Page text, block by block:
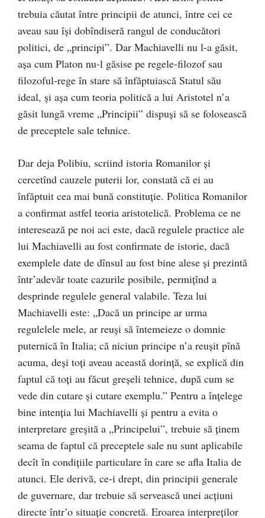
trebuia căutat între principii de atunci, între cei ce
aveau sau îşi dobîndiseră rangul de conducători
politici, de „principi”. Dar Machiavelli nu l-a găsit,
aşa cum Platon nu-l găsise pe regele-filozof sau
filozoful-rege în stare să înfăptuiască Statul său
ideal, şi aşa cum teoria politică a lui Aristotel n’a
găsit lungă vreme „Principii” dispuşi să se folosească
de preceptele sale tehnice.
Dar deja Polibiu, scriind istoria Romanilor şi
cercetînd cauzele puterii lor, constată că ei au
înfăptuit cea mai bună constituţie. Politica Romanilor
a confirmat astfel teoria aristotelică. Problema ce ne
interesează pe noi aci este, dacă regulele practice ale
lui Machiavelli au fost confirmate de istorie, dacă
exemplele date de dînsul au fost bine alese şi prezintă
într’adevăr toate cazurile posibile, permiţînd a
desprinde regulele general valabile. Teza lui
Machiavelli este: „Dacă un principe ar urma
regulelele mele, ar reuşi să întemeieze o domnie
puternică în Italia; că niciun principe n’a reuşit pînă
acuma, deşi toți aveau această dorinţă, se explică din
faptul că toți au făcut greşeli tehnice, după cum se
vede din cutare şi cutare exemplu.” Pentru a înţelege
bine intenția lui Machiavelli şi pentru a evita o
interpretare greşită a „Principelui”, trebuie să ţinem
seama de faptul că preceptele sale nu sunt aplicabile
decît în condițiile particulare în care se afla Italia de
atunci. Ele derivă, ce-i drept, din principii generale
de guvernare, dar trebuie să servească unei acțiuni
directe într’o situație concretă. Eroarea interpreţilor